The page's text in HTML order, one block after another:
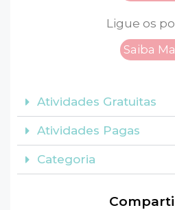
Ligue os
Saiba
Atividades Gratuitas
Atividades Pagas
Categoria